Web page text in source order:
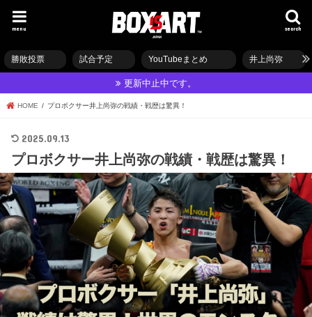
search
menu
勝敗投票 試合予定 YouTubeまとめ 井上尚弥
更新中止中です。
HOME プロボクサー井上尚弥の戦績・戦歴は驚異！
2025.09.13
プロボクサー井上尚弥の戦績・戦歴は驚異！